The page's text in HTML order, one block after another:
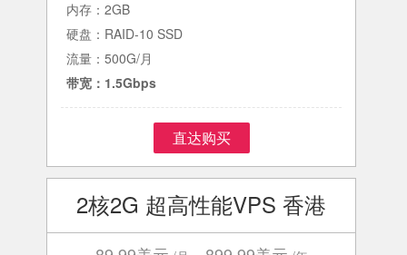
内存：2GB
硬盘：RAID-10 SSD
流量：500G/月
带宽：1.5Gbps
直达购买
2核2G 超高性能VPS 香港